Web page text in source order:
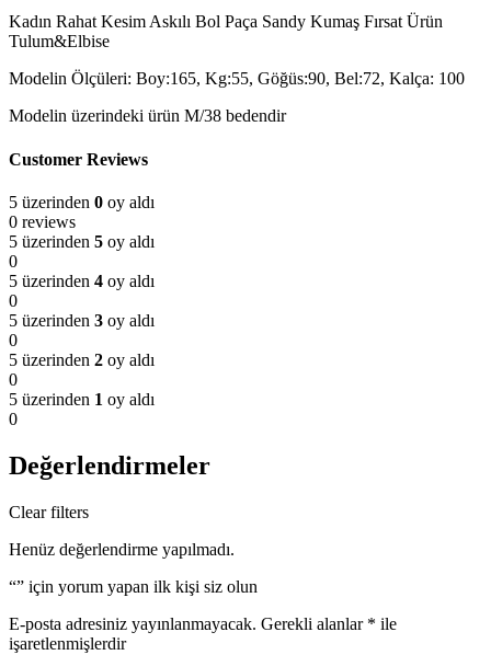
Kadın Rahat Kesim Askılı Bol Paça Sandy Kumaş Fırsat Ürün
Tulum&Elbise
Modelin Ölçüleri: Boy:165, Kg:55, Göğüs:90, Bel:72, Kalça: 100
Modelin üzerindeki ürün M/38 bedendir
Customer Reviews
5 üzerinden 0 oy aldı
0 reviews
5 üzerinden 5 oy aldı
0
5 üzerinden 4 oy aldı
0
5 üzerinden 3 oy aldı
0
5 üzerinden 2 oy aldı
0
5 üzerinden 1 oy aldı
0
Değerlendirmeler
Clear filters
Henüz değerlendirme yapılmadı.
“” için yorum yapan ilk kişi siz olun
E-posta adresiniz yayınlanmayacak. Gerekli alanlar * ile
işaretlenmişlerdir